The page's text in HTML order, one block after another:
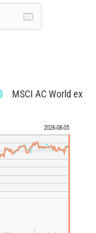
MSCI AC World ex
2026-08-05